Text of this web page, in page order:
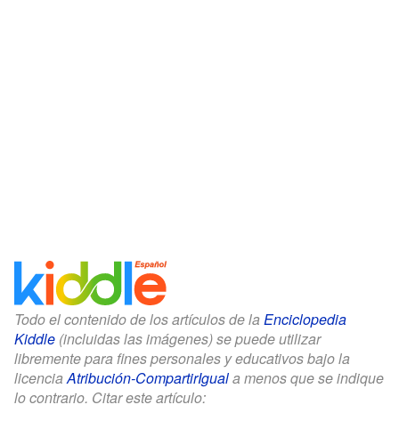
Todo el contenido de los artículos de la Enciclopedia
Kiddle (incluidas las imágenes) se puede utilizar
libremente para fines personales y educativos bajo la
licenciaAtribución-CompartirIguala menos que se indique
lo contrario. Citar este artículo: